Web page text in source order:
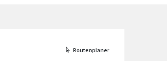
Routenplaner